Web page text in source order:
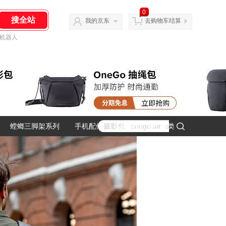
器人
我的京东
0
去购物车结算
螳螂三脚架系列 手机配件 运动相机主机分类